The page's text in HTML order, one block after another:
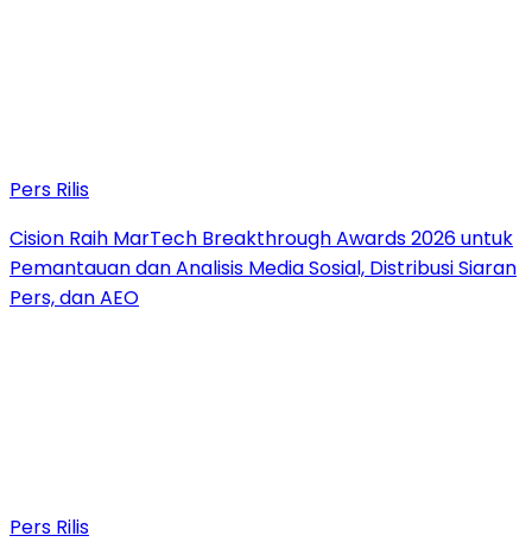
Pers Rilis
Cision Raih MarTech Breakthrough Awards 2026 untuk
Pemantauan dan Analisis Media Sosial, Distribusi Siaran
Pers, dan AEO
Pers Rilis